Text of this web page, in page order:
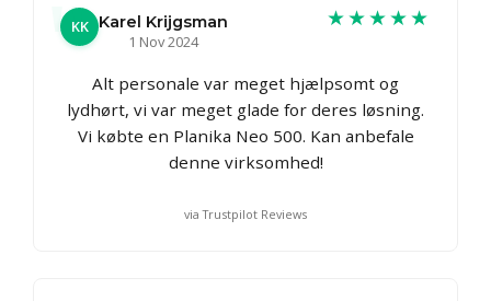
KK Karel Krijgsman
1 Nov 2024
★★★★★
Alt personale var meget hjælpsomt og
lydhørt, vi var meget glade for deres løsning.
Vi købte en Planika Neo 500. Kan anbefale
denne virksomhed!
via Trustpilot Reviews